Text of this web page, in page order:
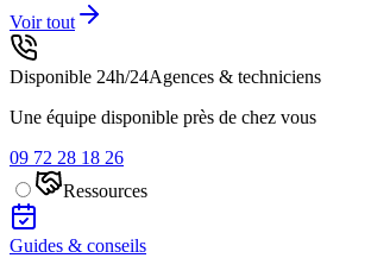
Voir tout
Disponible 24h/24Agences & techniciens
Une équipe disponible près de chez vous
09 72 28 18 26
Ressources
Guides & conseils